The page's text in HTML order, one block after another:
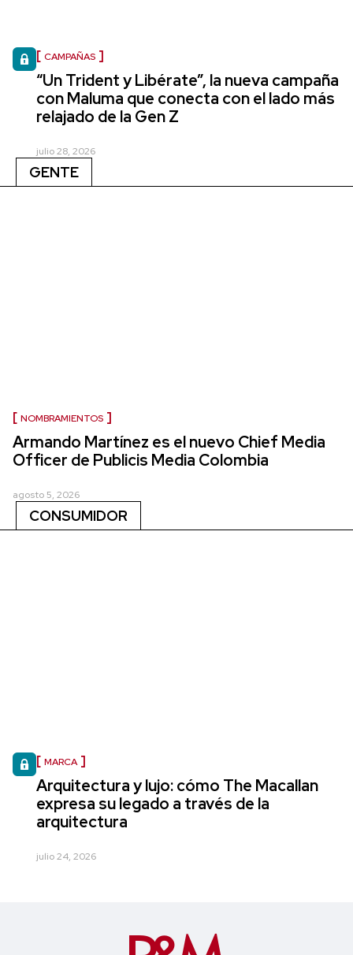
CAMPAÑAS
“Un Trident y Libérate”, la nueva campaña
con Maluma que conecta con el lado más
relajado de la Gen Z
julio 28, 2026
GENTE
NOMBRAMIENTOS
Armando Martínez es el nuevo Chief Media
Officer de Publicis Media Colombia
agosto 5, 2026
CONSUMIDOR
MARCA
Arquitectura y lujo: cómo The Macallan
expresa su legado a través de la
arquitectura
julio 24, 2026